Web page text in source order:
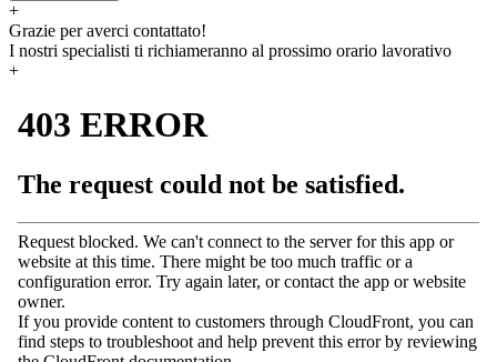
+
Grazie per averci contattato!
I nostri specialisti ti richiameranno al prossimo orario lavorativo
+